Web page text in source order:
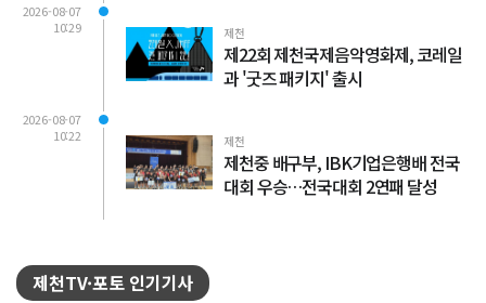
2026-08-07
10:29
제천
제22회 제천국제음악영화제, 코레일
과 '굿즈 패키지' 출시
2026-08-07
10:22
제천
제천중 배구부, IBK기업은행배 전국
대회 우승…전국대회 2연패 달성
제천TV·포토 인기기사